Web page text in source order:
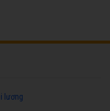
lương